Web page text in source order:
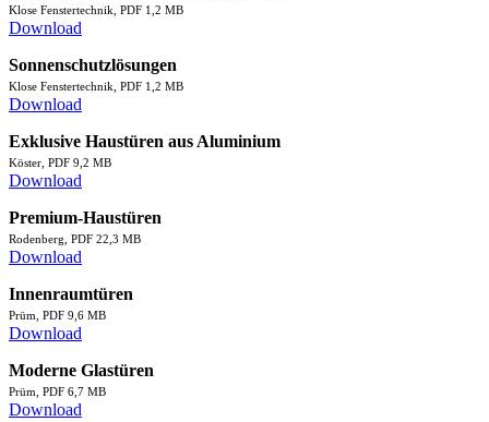
Klose Fenstertechnik, PDF 1,2 MB
Download
Sonnenschutzlösungen
Klose Fenstertechnik, PDF 1,2 MB
Download
Exklusive Haustüren aus Aluminium
Köster, PDF 9,2 MB
Download
Premium-Haustüren
Rodenberg, PDF 22,3 MB
Download
Innenraumtüren
Prüm, PDF 9,6 MB
Download
Moderne Glastüren
Prüm, PDF 6,7 MB
Download